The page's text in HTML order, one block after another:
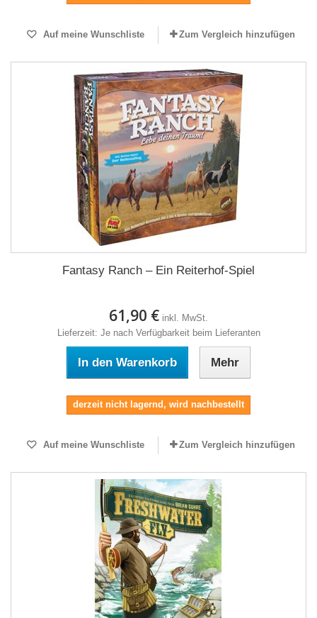
Auf meine Wunschliste Zum Vergleich hinzufügen
Fantasy Ranch – Ein Reiterhof-Spiel
61,90 € inkl. MwSt.
Lieferzeit: Je nach Verfügbarkeit beim Lieferanten
In den Warenkorb Mehr
derzeit nicht lagernd, wird nachbestellt
Auf meine Wunschliste Zum Vergleich hinzufügen